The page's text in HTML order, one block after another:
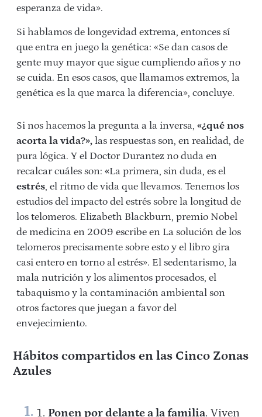
esperanza de vida».
Si hablamos de longevidad extrema, entonces sí
que entra en juego la genética: «Se dan casos de
gente muy mayor que sigue cumpliendo años y no
se cuida. En esos casos, que llamamos extremos, la
genética es la que marca la diferencia», concluye.
Si nos hacemos la pregunta a la inversa, «¿qué nos
acorta la vida?», las respuestas son, en realidad, de
pura lógica. Y el Doctor Durantez no duda en
recalcar cuáles son: «La primera, sin duda, es el
estrés, el ritmo de vida que llevamos. Tenemos los
estudios del impacto del estrés sobre la longitud de
los telomeros. Elizabeth Blackburn, premio Nobel
de medicina en 2009 escribe en La solución de los
telomeros precisamente sobre esto y el libro gira
casi entero en torno al estrés». El sedentarismo, la
mala nutrición y los alimentos procesados, el
tabaquismo y la contaminación ambiental son
otros factores que juegan a favor del
envejecimiento.
Hábitos compartidos en las Cinco Zonas
Azules
Ponen por delante a la familia. Viven